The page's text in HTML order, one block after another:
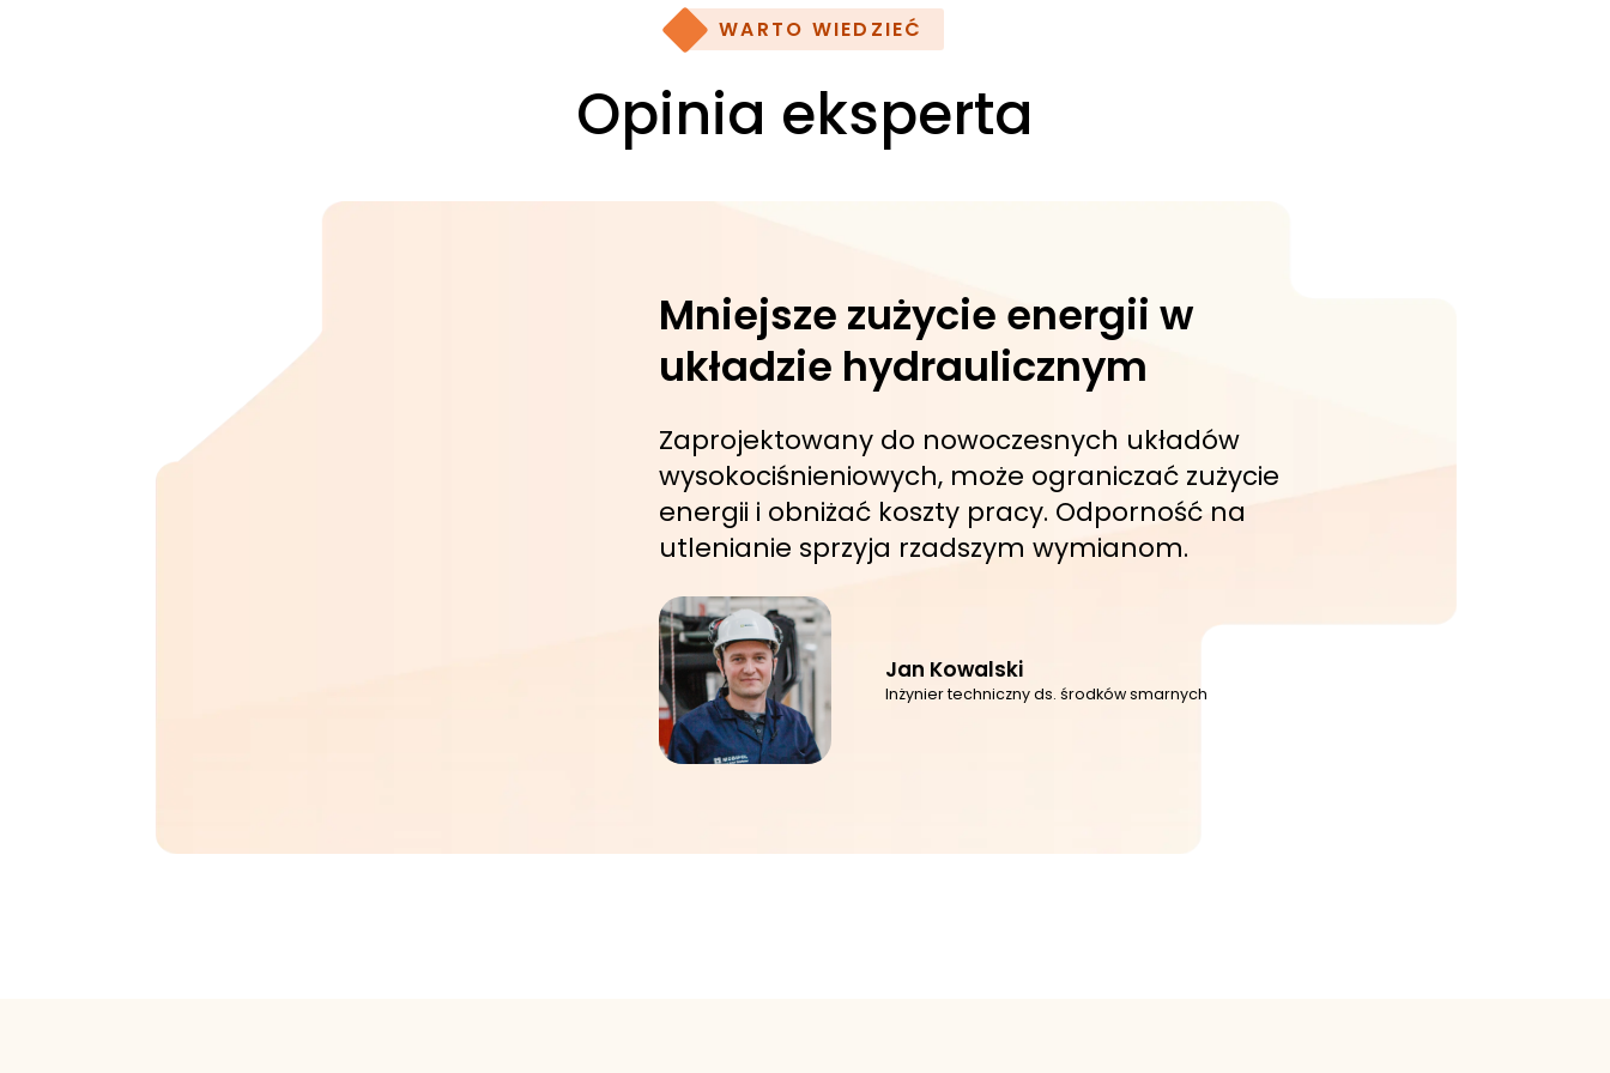
WARTO WIEDZIEĆ
Opinia eksperta
Mniejsze zużycie energii w
układzie hydraulicznym
Zaprojektowany do nowoczesnych układów
wysokociśnieniowych, może ograniczać zużycie
energii i obniżać koszty pracy. Odporność na
utlenianie sprzyja rzadszym wymianom.
Jan Kowalski
Inżynier techniczny ds. środków smarnych